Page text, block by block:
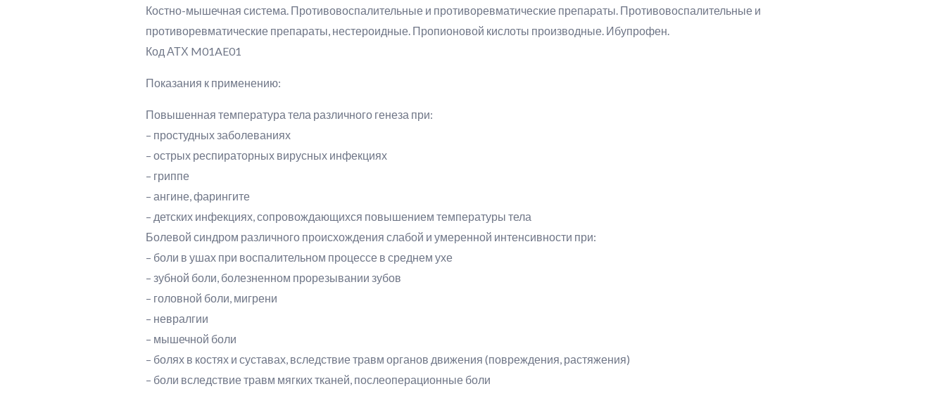
Костно-мышечная система. Противовоспалительные и противоревматические препараты. Противовоспалительные и
противоревматические препараты, нестероидные. Пропионовой кислоты производные. Ибупрофен.
Код АТХ M01AE01
Показания к применению:
Повышенная температура тела различного генеза при:
– простудных заболеваниях
– острых респираторных вирусных инфекциях
– гриппе
– ангине, фарингите
– детских инфекциях, сопровождающихся повышением температуры тела
Болевой синдром различного происхождения слабой и умеренной интенсивности при:
– боли в ушах при воспалительном процессе в среднем ухе
– зубной боли, болезненном прорезывании зубов
– головной боли, мигрени
– невралгии
– мышечной боли
– болях в костях и суставах, вследствие травм органов движения (повреждения, растяжения)
– боли вследствие травм мягких тканей, послеоперационные боли